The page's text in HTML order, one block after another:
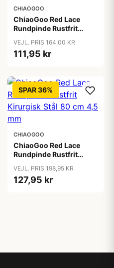
CHIAOGOO
ChiaoGoo Red Lace
Rundpinde Rustfrit
mm
VEJL. PRIS 164,00 KR
111,95 kr
SPAR 36%
CHIAOGOO
ChiaoGoo Red Lace
Rundpinde Rustfrit
mm
VEJL. PRIS 198,95 KR
127,95 kr